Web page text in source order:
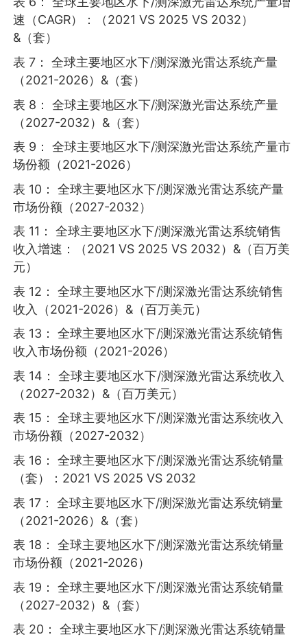
速（CAGR）：（2021 VS 2025 VS 2032）
&（套）
表 7： 全球主要地区水下/测深激光雷达系统产量
（2021-2026）&（套）
表 8： 全球主要地区水下/测深激光雷达系统产量
（2027-2032）&（套）
表 9： 全球主要地区水下/测深激光雷达系统产量市
场份额（2021-2026）
表 10： 全球主要地区水下/测深激光雷达系统产量
市场份额（2027-2032）
表 11： 全球主要地区水下/测深激光雷达系统销售
收入增速：（2021 VS 2025 VS 2032）&（百万美
元）
表 12： 全球主要地区水下/测深激光雷达系统销售
收入（2021-2026）&（百万美元）
表 13： 全球主要地区水下/测深激光雷达系统销售
收入市场份额（2021-2026）
表 14： 全球主要地区水下/测深激光雷达系统收入
（2027-2032）&（百万美元）
表 15： 全球主要地区水下/测深激光雷达系统收入
市场份额（2027-2032）
表 16： 全球主要地区水下/测深激光雷达系统销量
（套）：2021 VS 2025 VS 2032
表 17： 全球主要地区水下/测深激光雷达系统销量
（2021-2026）&（套）
表 18： 全球主要地区水下/测深激光雷达系统销量
市场份额（2021-2026）
表 19： 全球主要地区水下/测深激光雷达系统销量
（2027-2032）&（套）
表 20： 全球主要地区水下/测深激光雷达系统销量